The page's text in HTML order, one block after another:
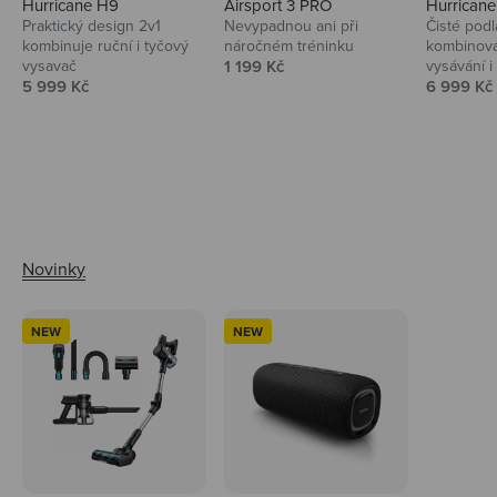
Hurricane H9
Praktický design 2v1
kombinuje ruční i tyčový
vysavač
Prodejní cena
5 999 Kč
Airsport 3 PRO
Nevypadnou ani při
náročném tréninku
Prodejní cena
1 199 Kč
Čisté
vysávání
Prodejní
6 999 Kč
NEW NEW